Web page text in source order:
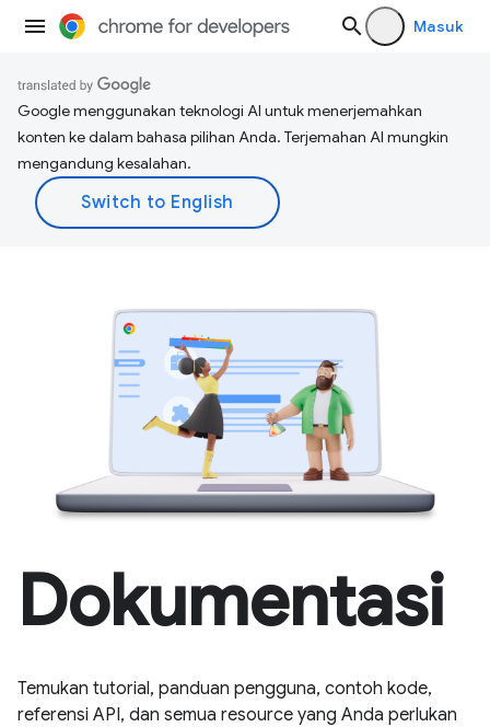
Masuk
Google menggunakan teknologi AI untuk menerjemahkan
konten ke dalam bahasa pilihan Anda. Terjemahan AI mungkin
mengandung kesalahan.
Dokumentasi
Temukan tutorial, panduan pengguna, contoh kode,
referensi API, dan semua resource yang Anda perlukan